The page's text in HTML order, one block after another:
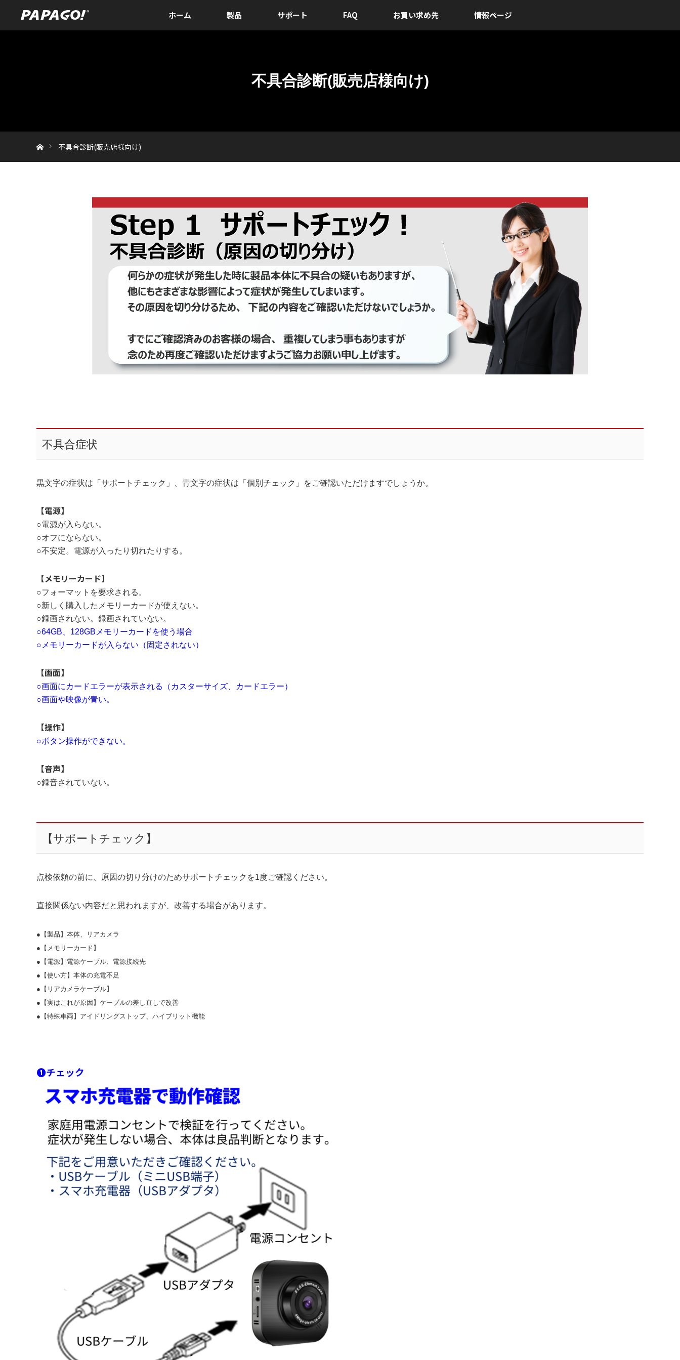
ホーム 製品 サポート FAQ お買い求め先 情報ページ
不具合診断(販売店様向け)
不具合診断(販売店様向け)
不具合症状
黒文字の症状は「サポートチェック」、青文字の症状は「個別チェック」をご確認いただけますでしょうか。
【電源】
○電源が入らない。
○オフにならない。
○不安定。電源が入ったり切れたりする。
【メモリーカード】
○フォーマットを要求される。
○新しく購入したメモリーカードが使えない。
○録画されない。録画されていない。
○64GB、128GBメモリーカードを使う場合
○メモリーカードが入らない（固定されない）
【画面】
○画面にカードエラーが表示される（カスターサイズ、カードエラー）
○画面や映像が青い。
【操作】
○ボタン操作ができない。
【音声】
○録音されていない。
【サポートチェック】
点検依頼の前に、原因の切り分けのためサポートチェックを1度ご確認ください。
直接関係ない内容だと思われますが、改善する場合があります。
●【製品】本体、リアカメラ
●【メモリーカード】
●【電源】電源ケーブル、電源接続先
●【使い方】本体の充電不足
●【リアカメラケーブル】
●【実はこれが原因】ケーブルの差し直しで改善
●【特殊車両】アイドリングストップ、ハイブリット機能
❶チェック